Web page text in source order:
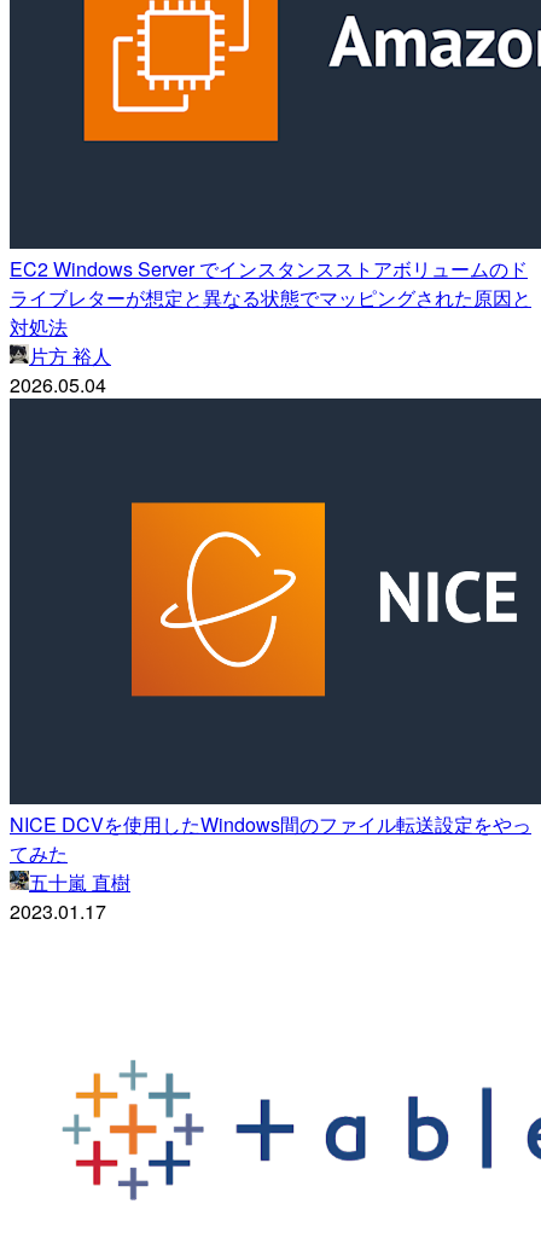
EC2 Windows Server でインスタンスストアボリュームのド
ライブレターが想定と異なる状態でマッピングされた原因と
対処法
片方 裕人
2026.05.04
NICE DCVを使用したWindows間のファイル転送設定をやっ
てみた
五十嵐 直樹
2023.01.17